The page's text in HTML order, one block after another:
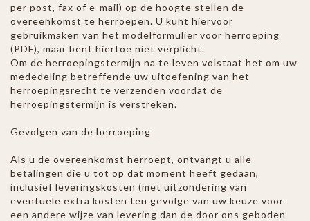
per post, fax of e-mail) op de hoogte stellen de
overeenkomst te herroepen. U kunt hiervoor
gebruikmaken van het modelformulier voor herroeping
(PDF), maar bent hiertoe niet verplicht.
Om de herroepingstermijn na te leven volstaat het om uw
mededeling betreffende uw uitoefening van het
herroepingsrecht te verzenden voordat de
herroepingstermijn is verstreken.
Gevolgen van de herroeping
Als u de overeenkomst herroept, ontvangt u alle
betalingen die u tot op dat moment heeft gedaan,
inclusief leveringskosten (met uitzondering van
eventuele extra kosten ten gevolge van uw keuze voor
een andere wijze van levering dan de door ons geboden